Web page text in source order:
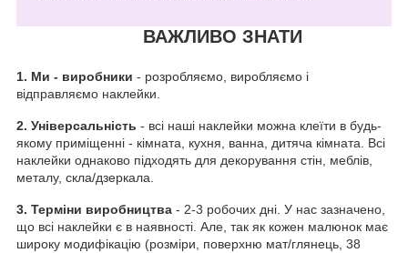
ВАЖЛИВО ЗНАТИ
1. Ми - виробники - розробляємо, виробляємо і
відправляємо наклейки.
2. Універсальність - всі наші наклейки можна клеїти в будь-
якому приміщенні - кімната, кухня, ванна, дитяча кімната. Всі
наклейки однаково підходять для декорування стін, меблів,
металу, скла/дзеркала.
3. Терміни виробництва - 2-3 робочих дні. У нас зазначено,
що всі наклейки є в наявності. Але, так як кожен малюнок має
широку модифікацію (розміри, поверхню мат/глянець, 38